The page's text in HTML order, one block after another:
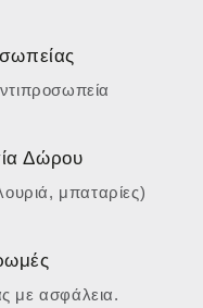
Δώρου
μπαταρίες)
με ασφάλεια.